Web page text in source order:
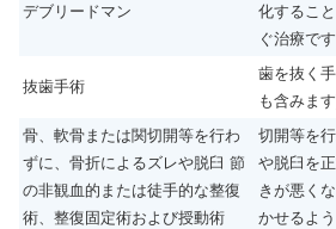
デブリードマン
化するこ
ぐ治療です
抜歯手術
歯を抜く
も含みます
骨、軟骨または関切開等を行わ
ずに、骨折によるズレや脱臼 節
の非観血的または徒手的な整復
術、整復固定術および授動術
切開等を
や脱臼を
きが悪く
かせるよ